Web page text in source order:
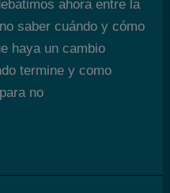
ahora entre la
saber cuándo y cómo
haya un cambio
termine y como
no